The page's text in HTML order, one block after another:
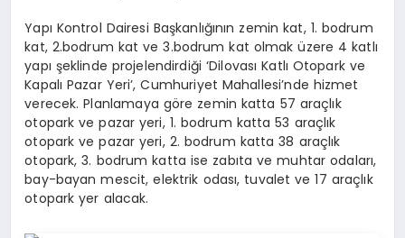
Yapı Kontrol Dairesi Başkanlığının zemin kat, 1. bodrum
kat, 2.bodrum kat ve 3.bodrum kat olmak üzere 4 katlı
yapı şeklinde projelendirdiği ‘Dilovası Katlı Otopark ve
Kapalı Pazar Yeri’, Cumhuriyet Mahallesi’nde hizmet
verecek. Planlamaya göre zemin katta 57 araçlık
otopark ve pazar yeri, 1. bodrum katta 53 araçlık
otopark ve pazar yeri, 2. bodrum katta 38 araçlık
otopark, 3. bodrum katta ise zabıta ve muhtar odaları,
bay-bayan mescit, elektrik odası, tuvalet ve 17 araçlık
otopark yer alacak.